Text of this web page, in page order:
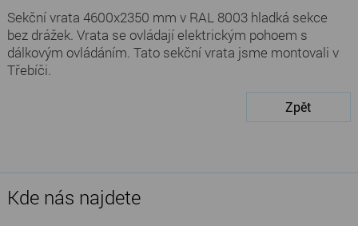
Sekční vrata 4600x2350 mm v RAL 8003 hladká sekce
bez drážek. Vrata se ovládají elektrickým pohoem s
dálkovým ovládáním. Tato sekční vrata jsme montovali v
Třebíči.
Zpět
Kde nás najdete